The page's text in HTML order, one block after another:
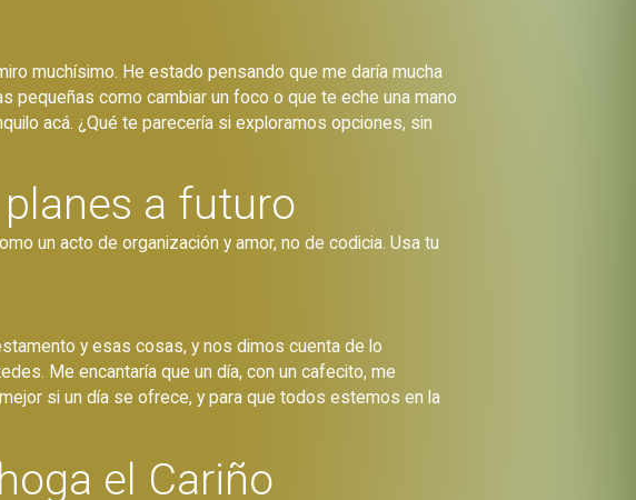
muchísimo. He estado pensando que me daría mucha
pequeñas como cambiar un foco o que te eche una mano
acá. ¿Qué te parecería si exploramos opciones, sin
a futuro
un acto de organización y amor, no de codicia. Usa tu
y esas cosas, y nos dimos cuenta de lo
Me encantaría que un día, con un cafecito, me
si un día se ofrece, y para que todos estemos en la
el Cariño